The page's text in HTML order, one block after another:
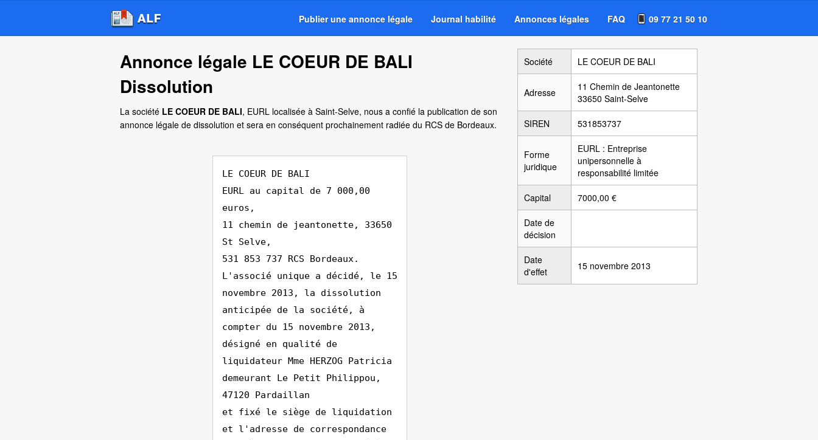
Publier une annonce légale Journal habilité Annonces légales FAQ 09 77 21 50 10
Annonce légale LE COEUR DE BALI
Dissolution
La société LE COEUR DE BALI, EURL localisée à Saint-Selve, nous a confié la publication de son
annonce légale de dissolution et sera en conséquent prochainement radiée du RCS de Bordeaux.
LE COEUR DE BALI
EURL au capital de 7 000,00
euros,
11 chemin de jeantonette, 33650
St Selve,
531 853 737 RCS Bordeaux.
L'associé unique a décidé, le 15
novembre 2013, la dissolution
anticipée de la société, à
compter du 15 novembre 2013,
désigné en qualité de
liquidateur Mme HERZOG Patricia
demeurant Le Petit Philippou,
47120 Pardaillan
et fixé le siège de liquidation
et l'adresse de correspondance
Société LE COEUR DE BALI
Adresse
11 Chemin de Jeantonette
33650 Saint-Selve
SIREN 531853737
Forme
juridique
EURL : Entreprise
unipersonnelle à
responsabilité limitée
Capital 7000,00 €
Date de
décision
Date
d'effet
15 novembre 2013